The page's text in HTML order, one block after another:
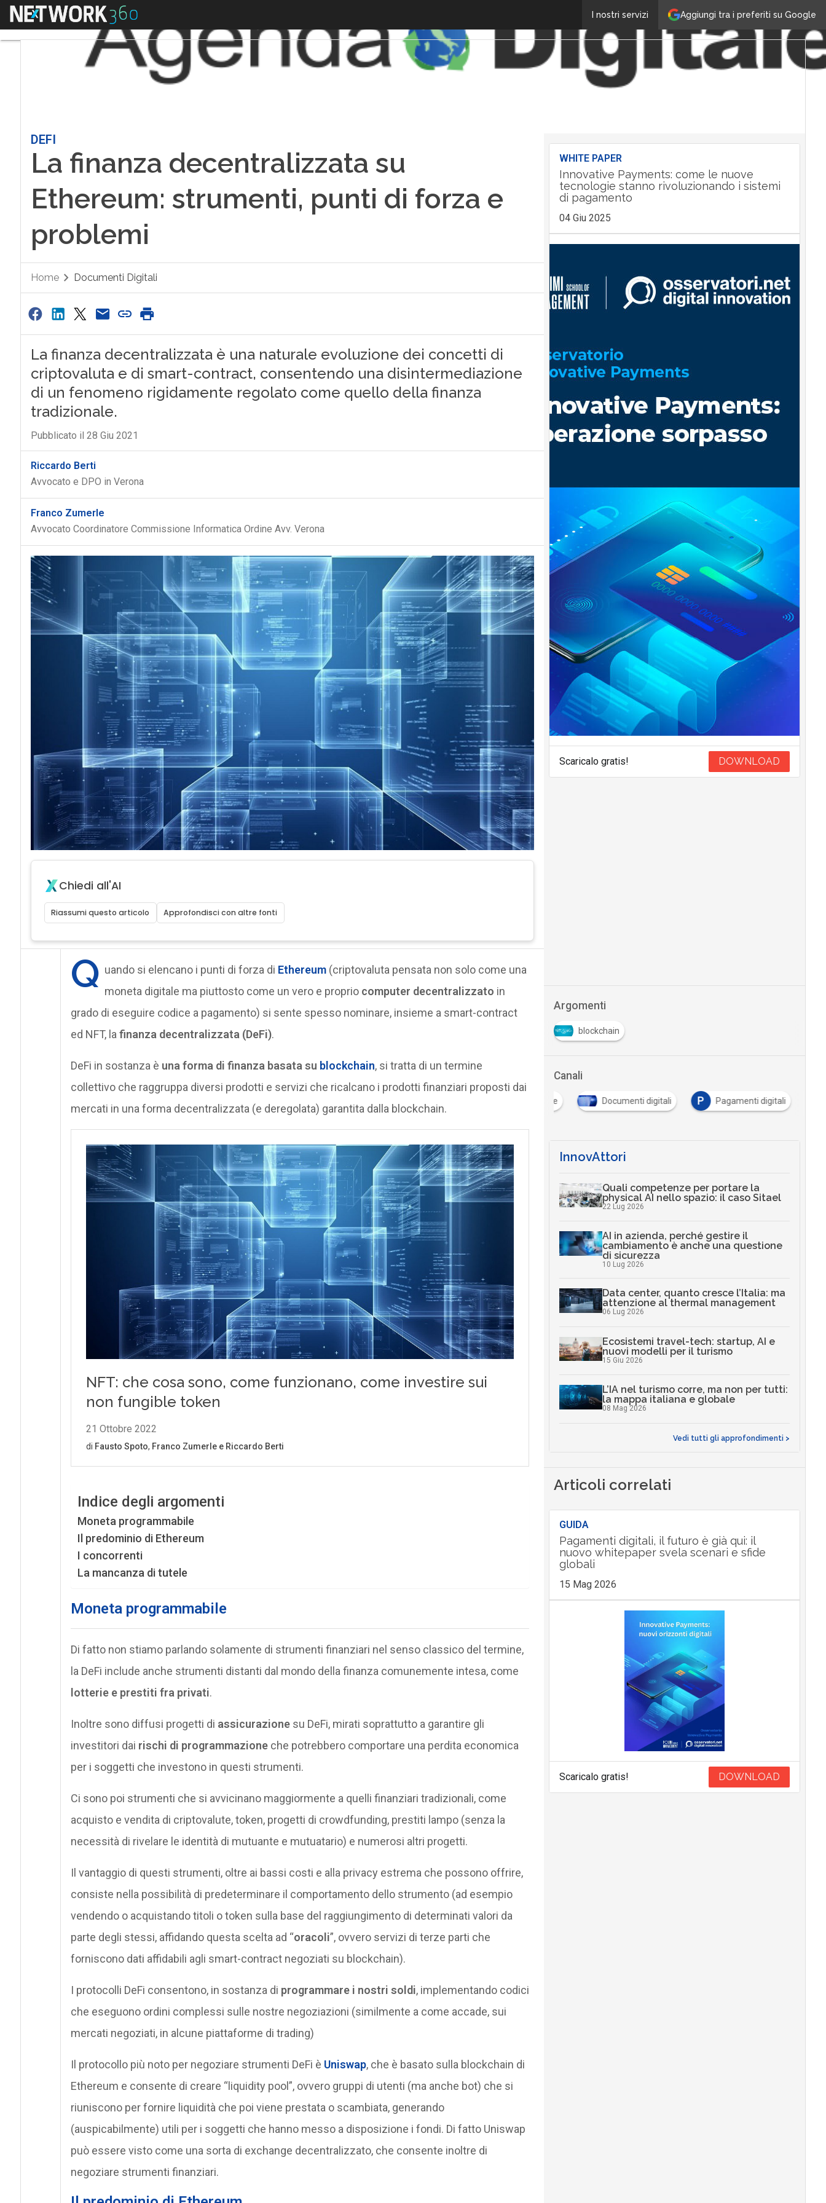
Aggiungi tra i preferiti su Google
I nostri servizi
Menu
DEFI
La finanza decentralizzata su
Ethereum: strumenti, punti di forza e
problemi
Home Documenti Digitali
La finanza decentralizzata è una naturale evoluzione dei concetti di
criptovaluta e di smart-contract, consentendo una disintermediazione
di un fenomeno rigidamente regolato come quello della finanza
tradizionale.
Pubblicato il 28 Giu 2021
Riccardo Berti
Avvocato e DPO in Verona
Franco Zumerle
Avvocato Coordinatore Commissione Informatica Ordine Avv. Verona
Chiedi all'AI
Riassumi questo articolo Approfondisci con altre fonti
Q uando si elencano i punti di forza di Ethereum(criptovaluta pensata non solo come una
moneta digitale ma piuttosto come un vero e proprio computer decentralizzato in
grado di eseguire codice a pagamento) si sente spesso nominare, insieme a smart-contract
ed NFT, la finanza decentralizzata (DeFi).
DeFi in sostanza è una forma di finanza basata su blockchain, si tratta di un termine
collettivo che raggruppa diversi prodotti e servizi che ricalcano i prodotti finanziari proposti dai
mercati in una forma decentralizzata (e deregolata) garantita dalla blockchain.
Indice degli argomenti
Moneta programmabile
Il predominio di Ethereum
I concorrenti
La mancanza di tutele
Moneta programmabile
Di fatto non stiamo parlando solamente di strumenti finanziari nel senso classico del termine,
la DeFi include anche strumenti distanti dal mondo della finanza comunemente intesa, come
lotterie e prestiti fra privati.
Inoltre sono diffusi progetti di assicurazione su DeFi, mirati soprattutto a garantire gli
investitori dai rischi di programmazioneche potrebbero comportare una perdita economica
per i soggetti che investono in questi strumenti.
Ci sono poi strumenti che si avvicinano maggiormente a quelli finanziari tradizionali, come
acquisto e vendita di criptovalute, token, progetti di crowdfunding, prestiti lampo (senza la
necessità di rivelare le identità di mutuante e mutuatario) e numerosi altri progetti.
Il vantaggio di questi strumenti, oltre ai bassi costi e alla privacy estrema che possono offrire,
consiste nella possibilità di predeterminare il comportamento dello strumento (ad esempio
vendendo o acquistando titoli o token sulla base del raggiungimento di determinati valori da
parte degli stessi, affidando questa scelta ad “oracoli”, ovvero servizi di terze parti che
forniscono dati affidabili agli smart-contract negoziati su blockchain).
I protocolli DeFi consentono, in sostanza di programmare i nostri soldi, implementando codici
che eseguono ordini complessi sulle nostre negoziazioni (similmente a come accade, sui
mercati negoziati, in alcune piattaforme di trading)
Il protocollo più noto per negoziare strumenti DeFi è Uniswap, che è basato sulla blockchain di
Ethereum e consente di creare “liquidity pool”, ovvero gruppi di utenti (ma anche bot) che si
riuniscono per fornire liquidità che poi viene prestata o scambiata, generando
(auspicabilmente) utili per i soggetti che hanno messo a disposizione i fondi. Di fatto Uniswap
può essere visto come una sorta di exchange decentralizzato, che consente inoltre di
negoziare strumenti finanziari.
WHITE PAPER
Innovative Payments: come le nuove
tecnologie stanno rivoluzionando i sistemi
di pagamento
04 Giu 2025
Scaricalo gratis! DOWNLOAD
Argomenti
blockchain
Canali
Cittadinanza digitale Documenti digitali P Pagamenti digitali
InnovAttori
Quali competenze per portare la
physical AI nello spazio: il caso Sitael
22 Lug 2026
AI in azienda, perché gestire il
cambiamento è anche una questione
di sicurezza
10 Lug 2026
Data center, quanto cresce l’Italia: ma
attenzione al thermal management
06 Lug 2026
Ecosistemi travel-tech: startup, AI e
nuovi modelli per il turismo
15 Giu 2026
L’IA nel turismo corre, ma non per tutti:
la mappa italiana e globale
08 Mag 2026
Vedi tutti gli approfondimenti >
Articoli correlati
GUIDA
Pagamenti digitali, il futuro è già qui: il
nuovo whitepaper svela scenari e sfide
globali
15 Mag 2026
Scaricalo gratis! DOWNLOAD